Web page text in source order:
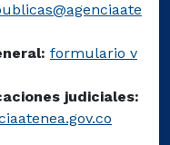
formulario v
judiciales: